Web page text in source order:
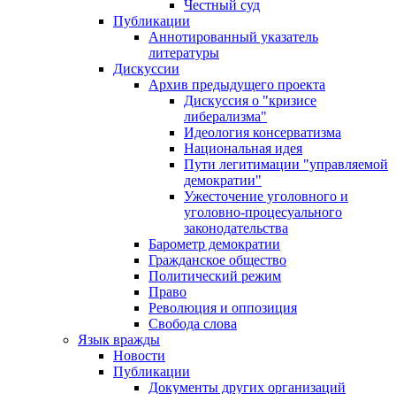
Честный суд
Публикации
Аннотированный указатель
литературы
Дискуссии
Архив предыдущего проекта
Дискуссия о "кризисе
либерализма"
Идеология консерватизма
Национальная идея
Пути легитимации "управляемой
демократии"
Ужесточение уголовного и
уголовно-процесуального
законодательства
Барометр демократии
Гражданское общество
Политический режим
Право
Революция и оппозиция
Свобода слова
Язык вражды
Новости
Публикации
Документы других организаций